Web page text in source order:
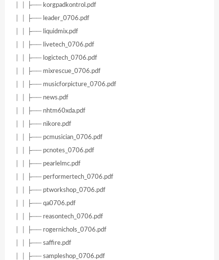
│ │ ├── korgpadkontrol.pdf
│ │ ├── leader_0706.pdf
│ │ ├── liquidmix.pdf
│ │ ├── livetech_0706.pdf
│ │ ├── logictech_0706.pdf
│ │ ├── mixrescue_0706.pdf
│ │ ├── musicforpicture_0706.pdf
│ │ ├── news.pdf
│ │ ├── nhtm60xda.pdf
│ │ ├── nikore.pdf
│ │ ├── pcmusician_0706.pdf
│ │ ├── pcnotes_0706.pdf
│ │ ├── pearlelmc.pdf
│ │ ├── performertech_0706.pdf
│ │ ├── ptworkshop_0706.pdf
│ │ ├── qa0706.pdf
│ │ ├── reasontech_0706.pdf
│ │ ├── rogernichols_0706.pdf
│ │ ├── saffire.pdf
│ │ ├── sampleshop_0706.pdf